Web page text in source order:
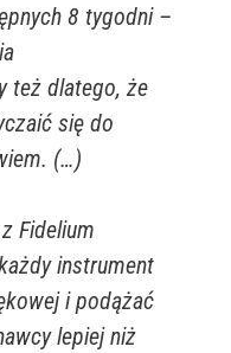
8 tygodni –
też dlatego, że
się do
(…)
Fidelium
instrument
i podążać
lepiej niż